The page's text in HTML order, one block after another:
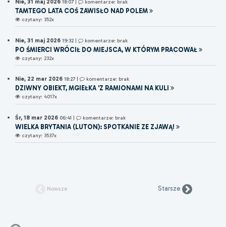
18:07 | komentarze: brak
TAMTEGO LATA COŚ ZAWISŁO NAD POLEM
czytany: 352x
Nie, 31 maj 2026 19:32 | komentarze: brak
PO ŚMIERCI WRÓCIŁ DO MIEJSCA, W KTÓRYM PRACOWAŁ
czytany: 232x
Nie, 22 mar 2026 18:27 komentarze: brak
DZIWNY OBIEKT, MGIEŁKA 'Z RAMIONAMI NA KULI
czytany: 4017x
Śr, 18 mar 2026 06:41 komentarze: brak
WIELKA BRYTANIA (LUTON): SPOTKANIE ZE ZJAWĄ!
czytany: 3537x
Nowsze Starsze